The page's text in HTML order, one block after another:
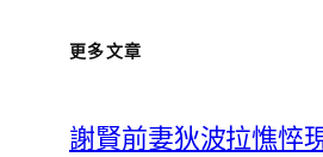
更多文章
謝賢前妻狄波拉憔悴